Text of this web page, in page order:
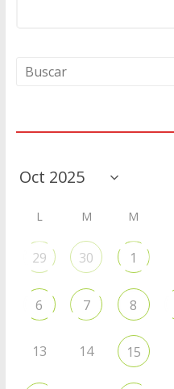
L M M
29 30 1
6 7 8
13 14 15